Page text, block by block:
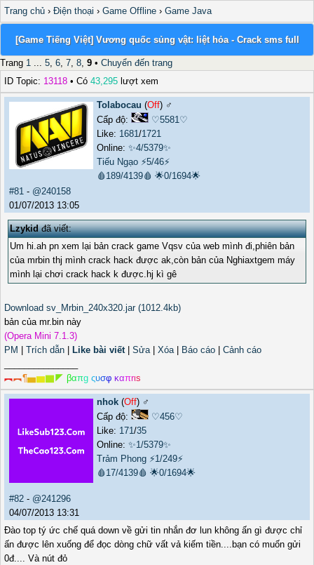
Trang chủ › Điện thoại › Game Offline › Game Java
[Game Tiếng Việt] Vương quốc sủng vật: liệt hỏa - Crack sms full
Trang 1 ... 5, 6, 7, 8, 9 • Chuyển đến trang
ID Topic: 13118 • Có 43,295 lượt xem
Tolabocau (Off) ♂️
Cấp độ:
♡5581♡
Like: 1681/1721
Online: ✨4/5379✨
Tiếu Ngạo ⚡5/46⚡
🩸189/4139🩸 🌟0/1694🌟
#81 - @240158
01/07/2013 13:05
Lzykidđã viết:
Um hi.ah pn xem lại bản crack game Vqsv của web mình đi,phiên bản
của mrbin thj mình crack hack được ak,còn bản của Nghiaxtgem máy
mình lại chơi crack hack k được.hj kì gê
Download sv_Mrbin_240x320.jar (1012.4kb)
bản của mr.bin này
(Opera Mini 7.1.3)
PM
Trích dẫn Like bài viết| Sửa| Xóa| Báo cáo
Cảnh cáo
︻︻¶▅▆▇◤ βαπg ςυσφ καπrιs
nhok (Off) ♂️
Cấp độ:
♡456♡
Like: 171/35
Online: ✨1/5379✨
Trảm Phong ⚡1/249⚡
🩸17/4139🩸 🌟0/1694🌟
#82 - @241296
04/07/2013 13:31
Đào top tý ức chế quá down về gửi tin nhắn đơ lun không ấn gì được chỉ
ấn được lên xuống để đọc dòng chữ vất vả kiếm tiền....bạn có muốn gửi
0đ.... Và nút đỏ